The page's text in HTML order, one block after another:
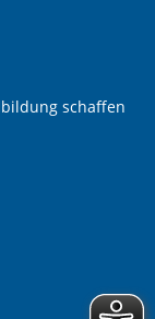
schaffen